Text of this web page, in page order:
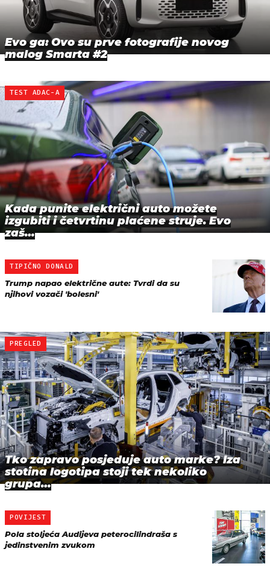
Evo ga: Ovo su prve fotografije novog
malog Smarta #2
TEST ADAC-A
Kada punite električni auto možete
izgubiti i četvrtinu plaćene struje. Evo
zaš…
TIPIČNO DONALD
Trump napao električne aute: Tvrdi da su
njihovi vozači 'bolesni'
PREGLED
Tko zapravo posjeduje auto marke? Iza
stotina logotipa stoji tek nekoliko
grupa…
POVIJEST
Pola stoljeća Audijeva peterocilindraša s
jedinstvenim zvukom